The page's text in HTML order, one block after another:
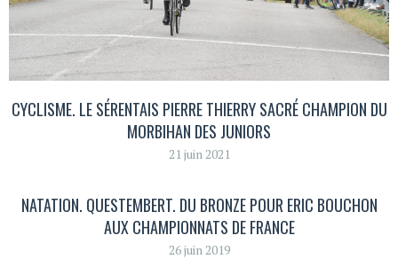
CYCLISME. LE SÉRENTAIS PIERRE THIERRY SACRÉ CHAMPION DU
MORBIHAN DES JUNIORS
21 juin 2021
NATATION. QUESTEMBERT. DU BRONZE POUR ERIC BOUCHON
AUX CHAMPIONNATS DE FRANCE
26 juin 2019